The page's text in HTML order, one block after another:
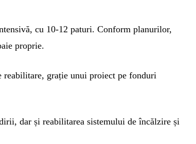
cu 10-12 paturi. Conform planurilor,
proprie.
grație unui proiect pe fonduri
dar și reabilitarea sistemului de încălzire și